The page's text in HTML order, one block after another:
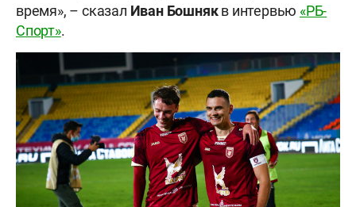
время», – сказал Иван Бошнякв интервью «РБ-
Спорт».